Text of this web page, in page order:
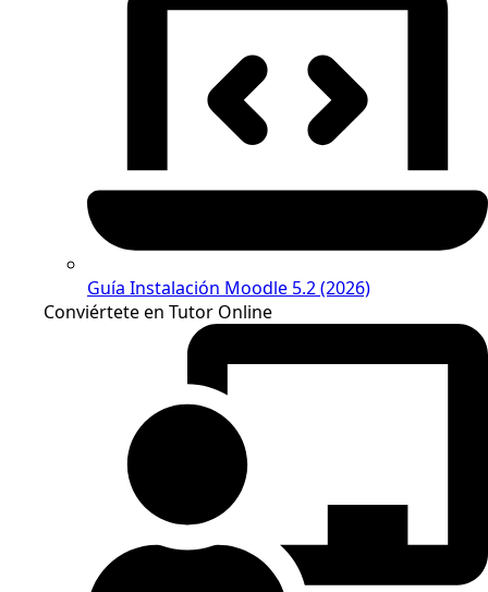
Guía Instalación Moodle 5.2 (2026)
Conviértete en Tutor Online